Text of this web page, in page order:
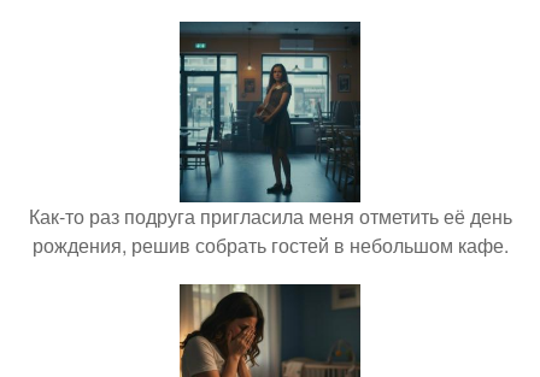
Как-то раз подруга пригласила меня отметить её день
рождения, решив собрать гостей в небольшом кафе.